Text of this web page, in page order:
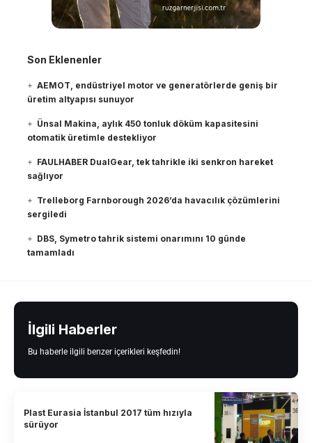
Son Eklenenler
AEMOT, endüstriyel motor ve generatörlerde geniş bir
üretim altyapısı sunuyor
Ünsal Makina, aylık 450 tonluk döküm kapasitesini
otomatik üretimle destekliyor
FAULHABER DualGear, tek tahrikle iki senkron hareket
sağlıyor
Trelleborg Farnborough 2026’da havacılık çözümlerini
sergiledi
DBS, Symetro tahrik sistemi onarımını 10 günde
tamamladı
İlgili Haberler
Bu haberle ilgili benzer içerikleri keşfedin!
Plast Eurasia İstanbul 2017 tüm hızıyla
sürüyor